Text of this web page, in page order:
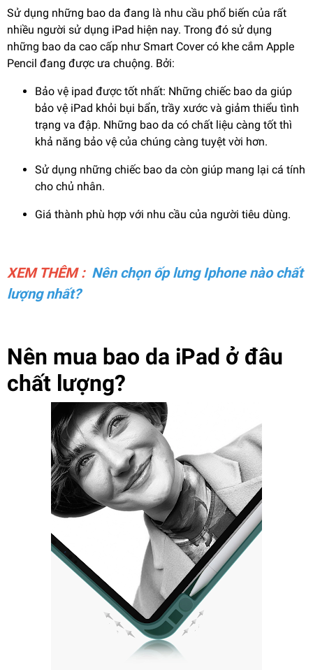
Sử dụng những bao da đang là nhu cầu phổ biến của rất
nhiều người sử dụng iPad hiện nay. Trong đó sử dụng
những bao da cao cấp như Smart Cover có khe cắm Apple
Pencil đang được ưa chuộng. Bởi:
Bảo vệ ipad được tốt nhất: Những chiếc bao da giúp
bảo vệ iPad khỏi bụi bẩn, trầy xước và giảm thiểu tình
trạng va đập. Những bao da có chất liệu càng tốt thì
khả năng bảo vệ của chúng càng tuyệt vời hơn.
Sử dụng những chiếc bao da còn giúp mang lại cá tính
cho chủ nhân.
Giá thành phù hợp với nhu cầu của người tiêu dùng.
XEM THÊM : Nên chọn ốp lưng Iphone nào chất
lượng nhất?
Nên mua bao da iPad ở đâu
chất lượng?